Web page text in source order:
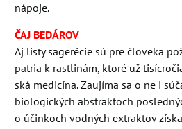
nápoje.
ČAJ BEDÁROV
Aj listy sagerécie sú pre človeka
patria k rastlinám, ktoré už
ská medicína. Zaujíma sa o ne i
biologických abstraktoch
o účinkoch vodných extraktov